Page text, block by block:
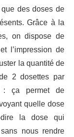
des doses de
Grâce à la
on dispose de
l’impression de
la quantité de
2 dosettes par
: ça permet de
quelle dose
dire la dose qui
nous rendre